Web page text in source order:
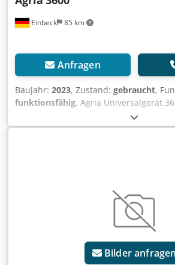
Einbeck 85 km
Anfragen
Baujahr: 2023, Zustand: gebraucht,
funktionsfähig, Agria Universalgerät
Gebraucht aus dem professionellen
König Baumaschinen GmbH, Einbeck.
- Zustand: Gebraucht aus Vermietung,
Nutzungsdauer ab - Besichtigung in
Vereinbarung möglich Dkodpfjy A E H
EUR zzgl. MwSt. | EXW Einbeck |
Bilder anfragen